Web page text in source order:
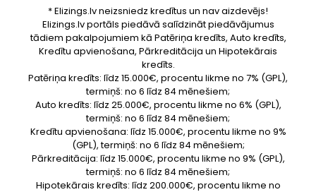
* Elizings.lv neizsniedz kredītus un nav aizdevējs!
Elizings.lv portāls piedāvā salīdzināt piedāvājumus
tādiem pakalpojumiem kā Patēriņa kredīts, Auto kredīts,
Kredītu apvienošana, Pārkreditācija un Hipotekārais
kredīts.
Patēriņa kredīts: līdz 15.000€, procentu likme no 7% (GPL),
termiņš: no 6 līdz 84 mēnešiem;
Auto kredīts: līdz 25.000€, procentu likme no 6% (GPL),
termiņš: no 6 līdz 84 mēnešiem;
Kredītu apvienošana: līdz 15.000€, procentu likme no 9%
(GPL), termiņš: no 6 līdz 84 mēnešiem;
Pārkreditācija: līdz 15.000€, procentu likme no 9% (GPL),
termiņš: no 6 līdz 84 mēnešiem;
Hipotekārais kredīts: līdz 200.000€, procentu likme no